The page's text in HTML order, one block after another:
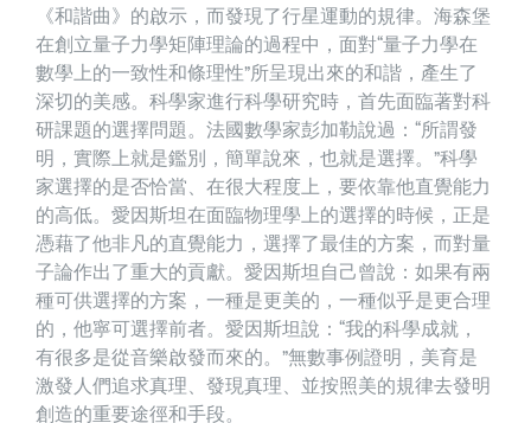
《和諧曲》的啟示，而發現了行星運動的規律。海森堡
在創立量子力學矩陣理論的過程中，面對“量子力學在
數學上的一致性和條理性”所呈現出來的和諧，產生了
深切的美感。科學家進行科學研究時，首先面臨著對科
研課題的選擇問題。法國數學家彭加勒說過：“所謂發
明，實際上就是鑑別，簡單說來，也就是選擇。”科學
家選擇的是否恰當、在很大程度上，要依靠他直覺能力
的高低。愛因斯坦在面臨物理學上的選擇的時候，正是
憑藉了他非凡的直覺能力，選擇了最佳的方案，而對量
子論作出了重大的貢獻。愛因斯坦自己曾說：如果有兩
種可供選擇的方案，一種是更美的，一種似乎是更合理
的，他寧可選擇前者。愛因斯坦說：“我的科學成就，
有很多是從音樂啟發而來的。”無數事例證明，美育是
激發人們追求真理、發現真理、並按照美的規律去發明
創造的重要途徑和手段。